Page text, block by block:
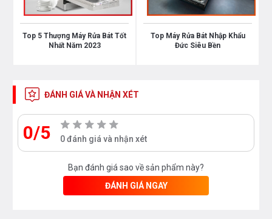
Điều chỉnh chiều cao khay
Có
Kích thước
Kích thước sản phẩm
Chiều cao hộc tủ tối đa
845 mm
Top 5 Thượng Máy Rửa Bát Tốt
Nhất Năm 2023
Top Máy Rửa Bát Nhập Khẩu
Đức Siêu Bền
ĐÁNH GIÁ VÀ NHẬN XÉT
0/5 0 đánh giá và nhận xét
Bạn đánh giá sao về sản phẩm này?
ĐÁNH GIÁ NGAY